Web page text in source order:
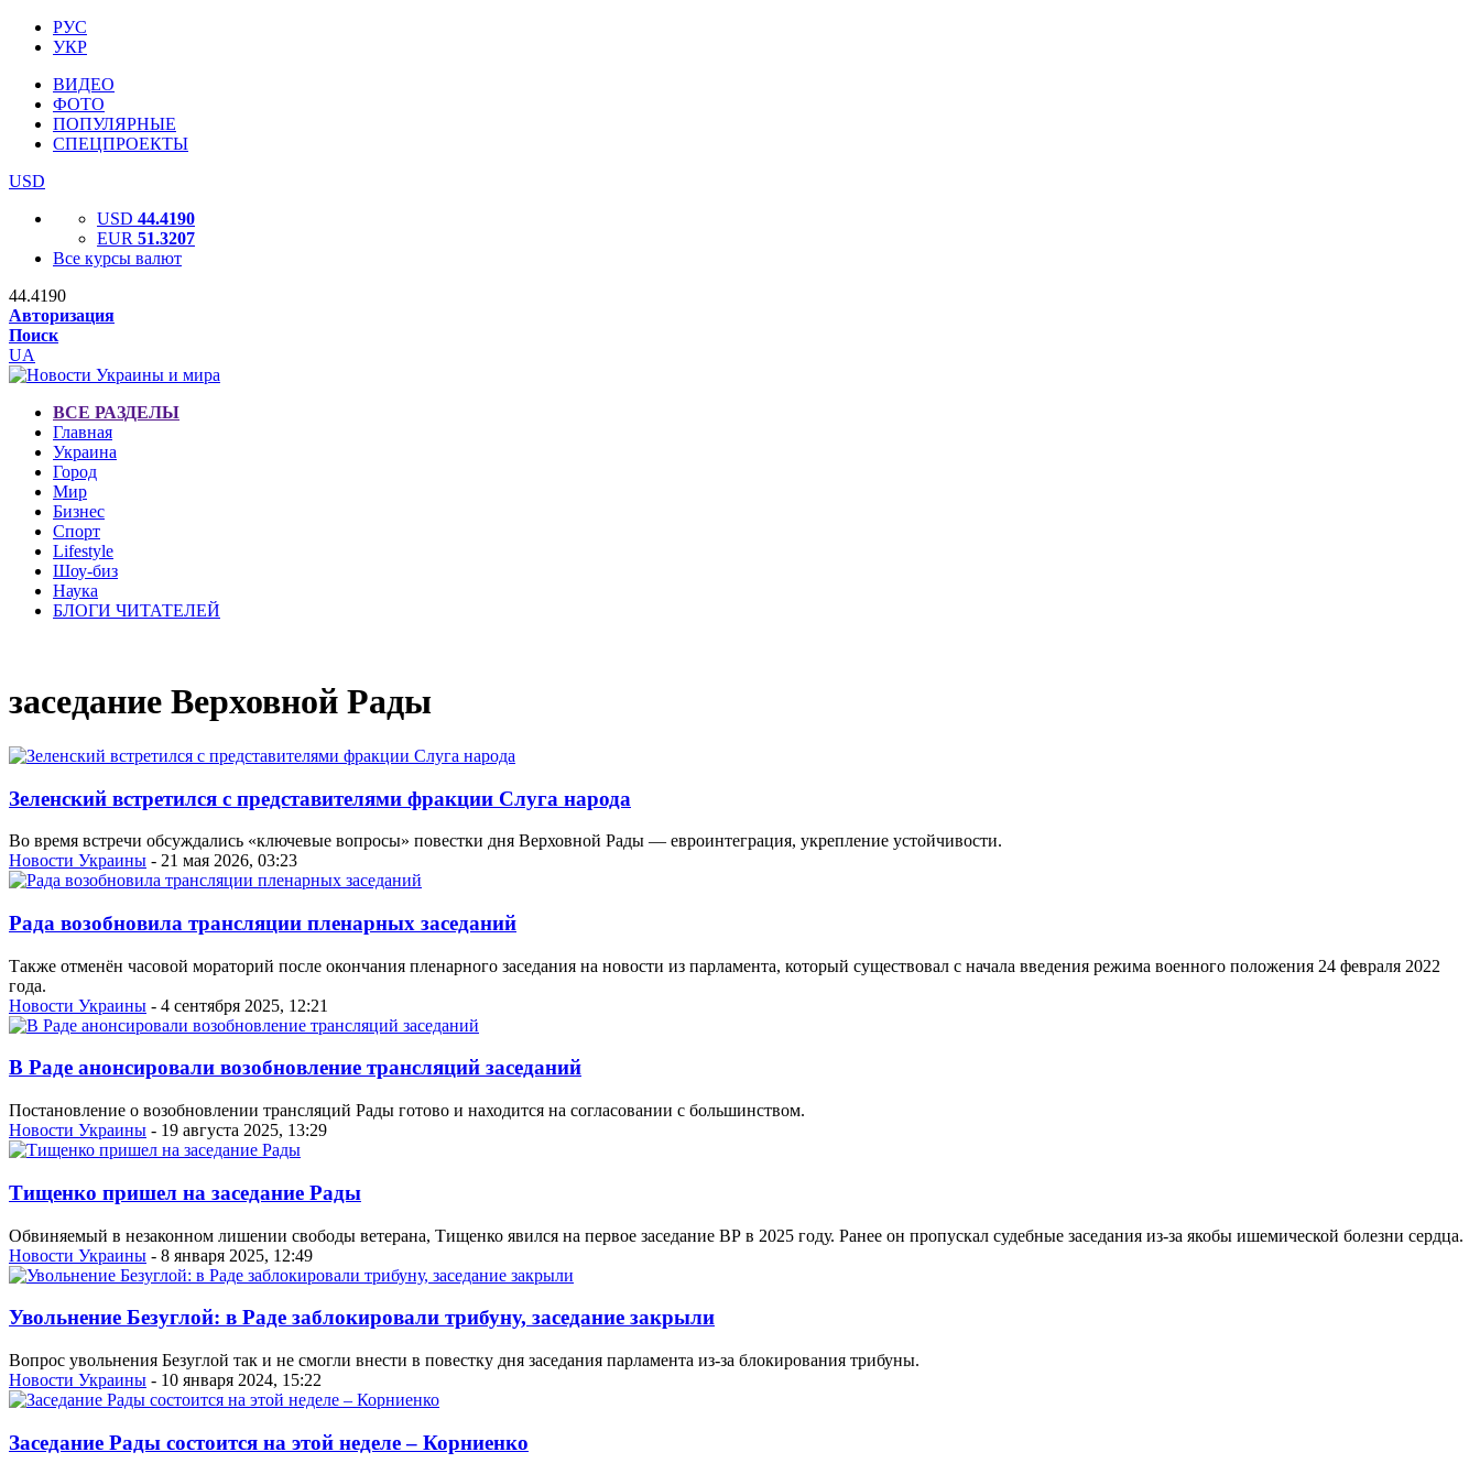
РУС
УКР
ВИДЕО
ФОТО
ПОПУЛЯРНЫЕ
СПЕЦПРОЕКТЫ
USD
USD 44.4190
EUR 51.3207
Все курсы валют
44.4190
Авторизация
Поиск
UA
ВСЕ РАЗДЕЛЫ
Главная
Украина
Город
Мир
Бизнес
Спорт
Lifestyle
Шоу-биз
Наука
БЛОГИ ЧИТАТЕЛЕЙ
заседание Верховной Рады
Зеленский встретился с представителями фракции Слуга народа
Во время встречи обсуждались «ключевые вопросы» повестки дня Верховной Рады — евроинтеграция, укрепление устойчивости.
Новости Украины - 21 мая 2026, 03:23
Рада возобновила трансляции пленарных заседаний
Также отменён часовой мораторий после окончания пленарного заседания на новости из парламента, который существовал с начала введения режима военного положения 24 февраля 2022
года.
Новости Украины - 4 сентября 2025, 12:21
В Раде анонсировали возобновление трансляций заседаний
Постановление о возобновлении трансляций Рады готово и находится на согласовании с большинством.
Новости Украины - 19 августа 2025, 13:29
Тищенко пришел на заседание Рады
Обвиняемый в незаконном лишении свободы ветерана, Тищенко явился на первое заседание ВР в 2025 году. Ранее он пропускал судебные заседания из-за якобы ишемической болезни сердца.
Новости Украины - 8 января 2025, 12:49
Увольнение Безуглой: в Раде заблокировали трибуну, заседание закрыли
Вопрос увольнения Безуглой так и не смогли внести в повестку дня заседания парламента из-за блокирования трибуны.
Новости Украины - 10 января 2024, 15:22
Заседание Рады состоится на этой неделе – Корниенко